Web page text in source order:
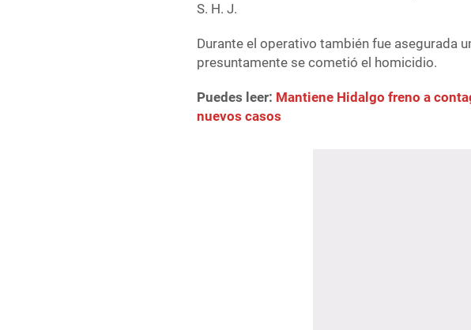
S. H. J.
Durante el operativo también fue asegurada
presuntamente se cometió el homicidio.
Puedes leer: Mantiene Hidalgo freno a
nuevos casos